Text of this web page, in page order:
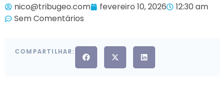
nico@tribugeo.com fevereiro 10, 2026
12:30 am
Sem Comentários
COMPARTILHAR: